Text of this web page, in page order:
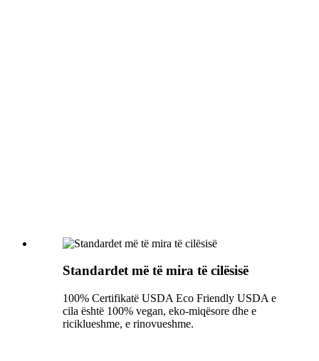
Standardet më të mira të cilësisë
100% Certifikatë USDA Eco Friendly USDA e
cila është 100% vegan, eko-miqësore dhe e
riciklueshme, e rinovueshme.